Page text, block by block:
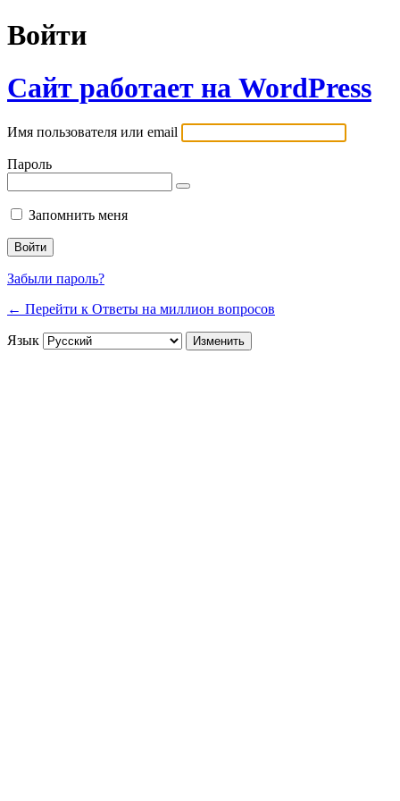
Войти
Сайт работает на WordPress
Имя пользователя или email
Пароль
Запомнить меня
Забыли пароль?
← Перейти к Ответы на миллион вопросов
Язык